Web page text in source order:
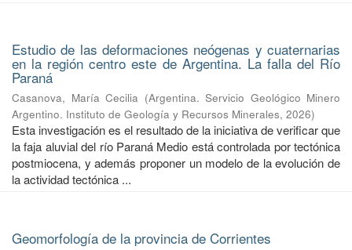
Estudio de las deformaciones neógenas y cuaternarias
en la región centro este de Argentina. La falla del Río
Paraná
Casanova, María Cecilia (Argentina. Servicio Geológico Minero
Argentino. Instituto de Geología y Recursos Minerales, 2026)
Esta investigación es el resultado de la iniciativa de verificar que
la faja aluvial del río Paraná Medio está controlada por tectónica
postmiocena, y además proponer un modelo de la evolución de
la actividad tectónica ...
Geomorfología de la provincia de Corrientes